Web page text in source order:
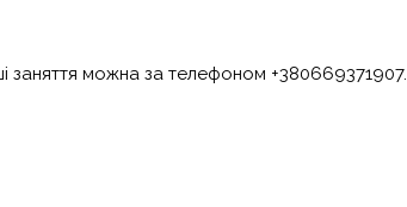
заняття можна за телефоном +380669371907.